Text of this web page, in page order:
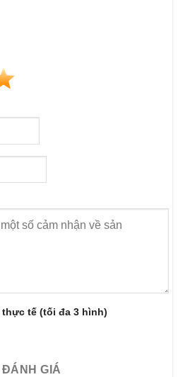
thực tế (tối đa 3 hình)
ĐÁNH GIÁ